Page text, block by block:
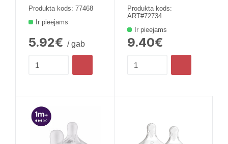
Produkta kods: 77468
Ir pieejams
5.92€ / gab
Produkta kods:
ART#72734
Ir pieejams
9.40€